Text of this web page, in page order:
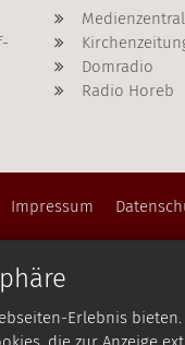
Erlebnis
Domradio
Radio Horeb
Impressum